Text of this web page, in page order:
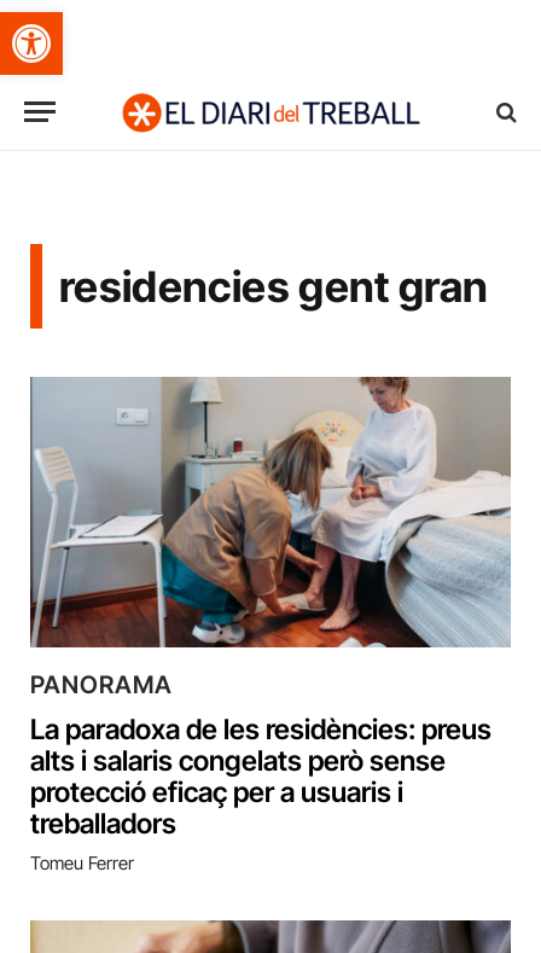
Obre la barra d'eines
residencies gent gran
PANORAMA
La paradoxa de les residències: preus
alts i salaris congelats però sense
protecció eficaç per a usuaris i
treballadors
Tomeu Ferrer